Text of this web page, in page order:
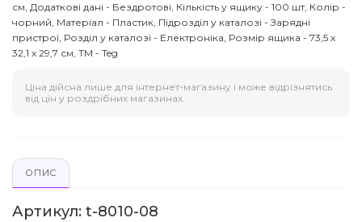
см, Додаткові дані - Бездротові, Кількість у ящику - 100 шт, Колір -
чорний, Матеріал - Пластик, Підрозділ у каталозі - Зарядні
пристрої, Розділ у каталозі - Електроніка, Розмір ящика - 73,5 х
32,1 х 29,7 см, ТМ - Teg
Ціна дійсна лише для інтернет-магазину і може відрізнятись
від цін у роздрібних магазинах.
ОПИС
Артикул: t-8010-08